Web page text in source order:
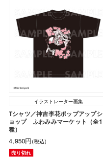
イラストレーター画集
Tシャツ／神吉李花ポップアップシ
ョップ ふわみみマーケット（全1
種）
4,950円(税込)
売り切れ